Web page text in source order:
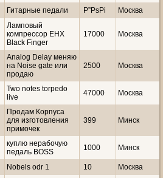
Гитарные педали Р”РѕРі Москва
Ламповый
компрессор EHX
Black Finger
17000 Москва
Analog Delay меняю
на Noise gate или
продаю
2500 Москва
Two notes torpedo
live
47000 Москва
Продам Корпуса
для изготовления
примочек
399 Минск
куплю нерабочую
педаль BOSS
1000 Минск
Nobels odr 1 10
Москва